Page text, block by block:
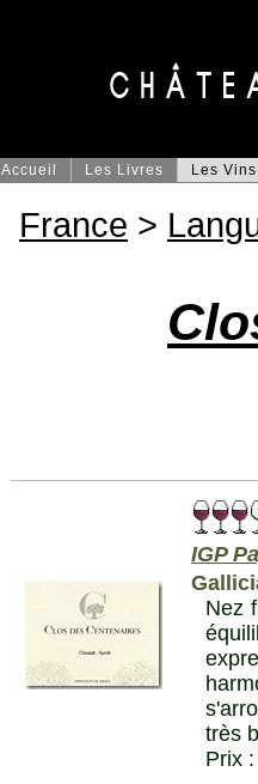
Accueil Les Livres Les Vins
France >
IGP
Nez
très
Prix